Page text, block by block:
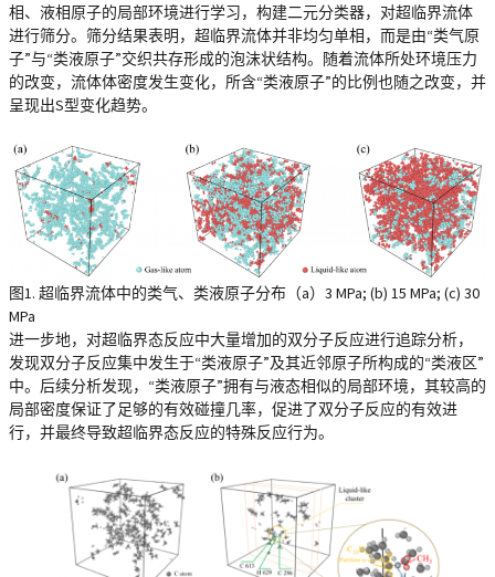
相、液相原子的局部环境进行学习，构建二元分类器，对超临界流体
进行筛分。筛分结果表明，超临界流体并非均匀单相，而是由“类气原
子”与“类液原子”交织共存形成的泡沫状结构。随着流体所处环境压力
的改变，流体体密度发生变化，所含“类液原子”的比例也随之改变，并
呈现出S型变化趋势。
图1. 超临界流体中的类气、类液原子分布（a）3 MPa; (b) 15 MPa; (c) 30
MPa
进一步地，对超临界态反应中大量增加的双分子反应进行追踪分析，
发现双分子反应集中发生于“类液原子”及其近邻原子所构成的“类液区”
中。后续分析发现，“类液原子”拥有与液态相似的局部环境，其较高的
局部密度保证了足够的有效碰撞几率，促进了双分子反应的有效进
行，并最终导致超临界态反应的特殊反应行为。